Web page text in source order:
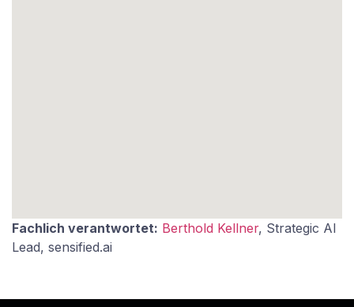
Fachlich verantwortet: Berthold Kellner, Strategic AI
Lead, sensified.ai